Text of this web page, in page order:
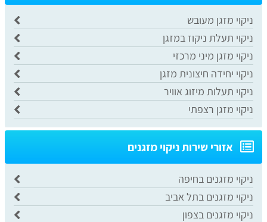
ניקוי מזגן מעובש
ניקוי תעלת ניקוז במזגן
ניקוי מזגן מיני מרכזי
ניקוי יחידה חיצונית מזגן
ניקוי תעלות מיזוג אוויר
ניקוי מזגן רצפתי
אזורי שירות ניקוי מזגנים
ניקוי מזגנים בחיפה
ניקוי מזגנים בתל אביב
ניקוי מזגנים בצפון